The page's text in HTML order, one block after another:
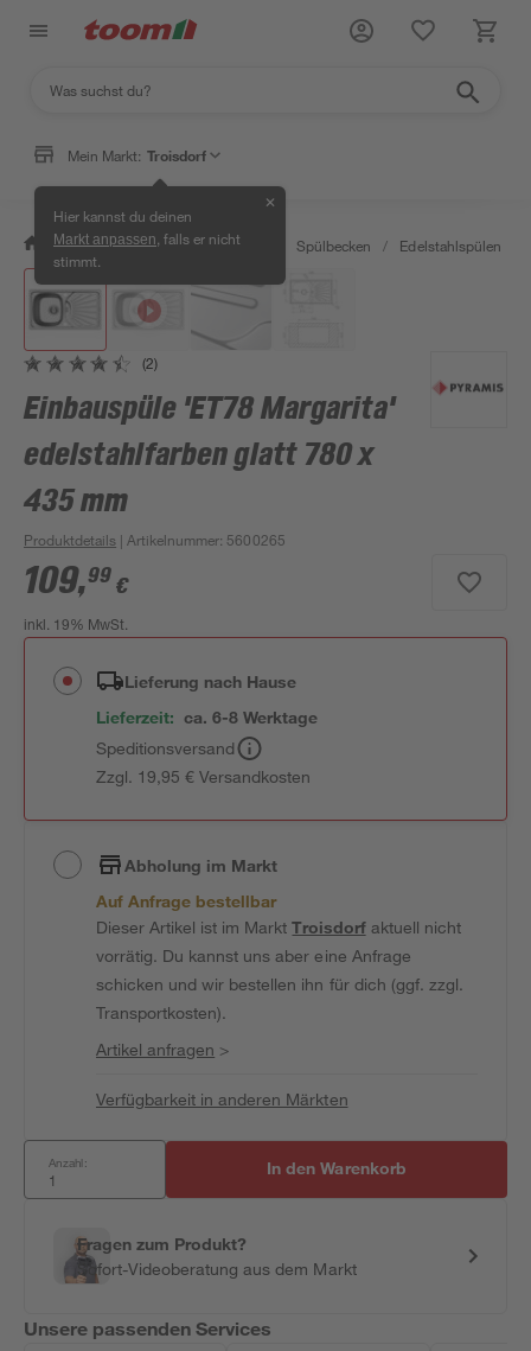
Mein Markt: Troisdorf
Hier kannst du deinen
Markt anpassen , falls er nicht
stimmt.
✕
/ Wohnen & Haushalt / Küche Spülbecken / Edelstahlspülen
(2)
Einbauspüle 'ET78 Margarita'
edelstahlfarben glatt 780 x
435 mm
Produktdetails | Artikelnummer: 5600265
109,99 €
inkl. 19% MwSt.
Lieferung nach Hause
Lieferzeit: ca. 6-8 Werktage
Speditionsversand
Zzgl. 19,95 € Versandkosten
Abholung im Markt
Auf Anfrage bestellbar
Dieser Artikel ist im MarktTroisdorfaktuell nicht
vorrätig. Du kannst uns aber eine Anfrage
schicken und wir bestellen ihn für dich (ggf. zzgl.
Transportkosten).
Artikel anfragen >
Verfügbarkeit in anderen Märkten
Anzahl: In den Warenkorb
Fragen zum Produkt?
Sofort-Videoberatung aus dem Markt
Unsere passenden Services